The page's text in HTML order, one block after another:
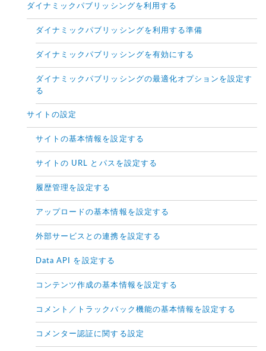
ダイナミックパブリッシングを利用する
ダイナミックパブリッシングを利用する準備
ダイナミックパブリッシングを有効にする
ダイナミックパブリッシングの最適化オプションを設定す
る
サイトの設定
サイトの基本情報を設定する
サイトの URL とパスを設定する
履歴管理を設定する
アップロードの基本情報を設定する
外部サービスとの連携を設定する
Data API を設定する
コンテンツ作成の基本情報を設定する
コメント／トラックバック機能の基本情報を設定する
コメンター認証に関する設定